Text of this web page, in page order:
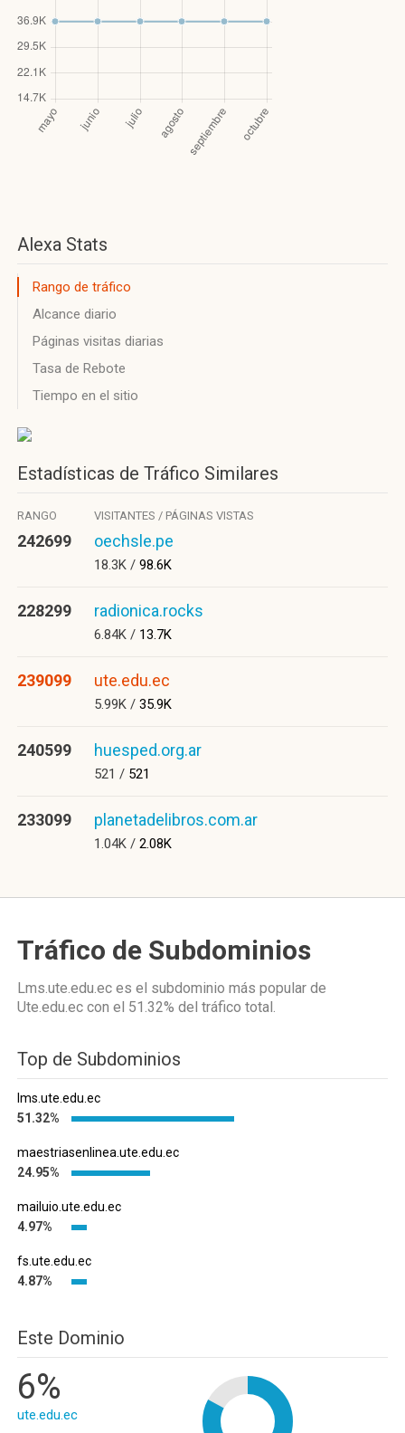
Alexa Stats
Rango de tráfico
Alcance diario
Páginas visitas diarias
Tasa de Rebote
Tiempo en el sitio
Estadísticas de Tráfico Similares
RANGO VISITANTES / PÁGINAS VISTAS
242699 oechsle.pe
18.3K / 98.6K
228299 radionica.rocks
6.84K / 13.7K
239099 ute.edu.ec
5.99K / 35.9K
240599 huesped.org.ar
521 / 521
233099 planetadelibros.com.ar
1.04K / 2.08K
Tráfico de Subdominios
Lms.ute.edu.ec es el subdominio más popular de
Ute.edu.ec con el 51.32% del tráfico total.
Top de Subdominios
lms.ute.edu.ec
51.32%
maestriasenlinea.ute.edu.ec
24.95%
mailuio.ute.edu.ec
4.97%
fs.ute.edu.ec
4.87%
Este Dominio
6%
ute.edu.ec